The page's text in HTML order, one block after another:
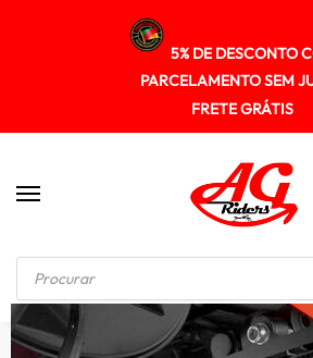
5% DE DESCONTO
PARCELAMENTO SEM
FRETE GRÁTIS
Início / PROTETOR RADIADOR Protetor Radiador